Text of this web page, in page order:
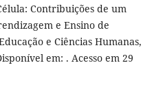
Contribuições de um
e Ensino de
e Ciências Humanas,
em: . Acesso em 29